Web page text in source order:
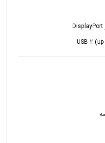
-خروجی تصویر DisplayPort
-میکروفون مکالمه